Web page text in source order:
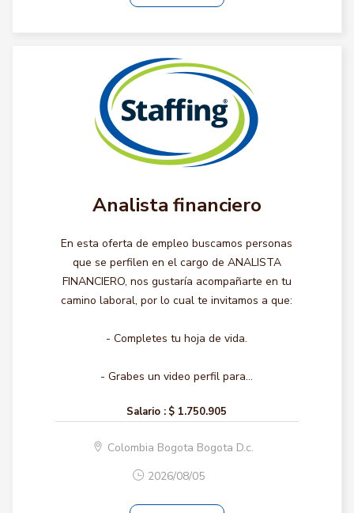
Analista financiero
En esta oferta de empleo buscamos personas
que se perfilen en el cargo de ANALISTA
FINANCIERO, nos gustaría acompañarte en tu
camino laboral, por lo cual te invitamos a que:
- Completes tu hoja de vida.
- Grabes un video perfil para...
Salario : $ 1.750.905
Colombia Bogota Bogota D.c.
2026/08/05